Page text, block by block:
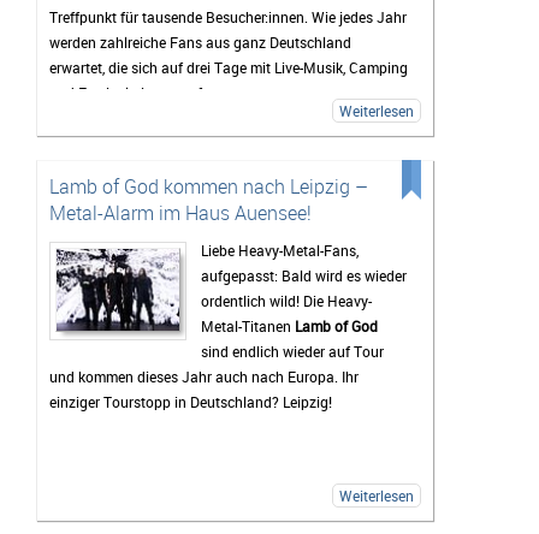
Treffpunkt für tausende Besucher:innen. Wie jedes Jahr
werden zahlreiche Fans aus ganz Deutschland
erwartet, die sich auf drei Tage mit Live-Musik, Camping
und Festivalstimmung freuen.
Das Highfield gehört seit Jahren zu den bekanntesten
Rock, Indie, Punk und Hip-Hop sorgt dafür, dass jedes
Jahr ein bunt gemischtes Publikum zusammenkommt.
Auch 2026 stehen wieder viele bekannte Künstler auf
dem Programm, die Besucher vor den Bühnen zum
Feiern bringen sollen. Gerade die Headliner werden mit
Spannung erwartet, doch oft sind es auch die kleineren
Bands.
Mindestens genauso wichtig wie die Konzerte ist für
viele Gäste das Leben auf dem Campingplatz. Dort
beginnt das Festivalgefühl oft schon lange, bevor die
zwischendurch eine Pause vom Trubel braucht, kann
Weiterlesen
Lamb of God kommen nach Leipzig –
Metal-Alarm im Haus Auensee!
Liebe Heavy-Metal-Fans,
aufgepasst: Bald wird es wieder
ordentlich wild! Die Heavy-
Metal-Titanen Lamb of God
sind endlich wieder auf Tour
und kommen dieses Jahr auch nach Europa. Ihr
einziger Tourstopp in Deutschland? Leipzig!
Weiterlesen